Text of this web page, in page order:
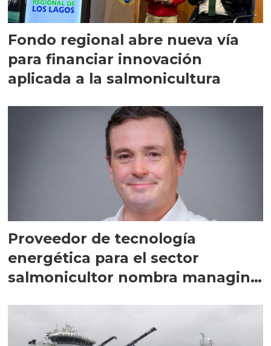
Fondo regional abre nueva vía
para financiar innovación
aplicada a la salmonicultura
Proveedor de tecnología
energética para el sector
salmonicultor nombra managing